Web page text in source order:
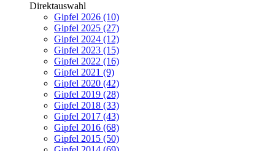
Direktauswahl
Gipfel 2026 (10)
Gipfel 2025 (27)
Gipfel 2024 (12)
Gipfel 2023 (15)
Gipfel 2022 (16)
Gipfel 2021 (9)
Gipfel 2020 (42)
Gipfel 2019 (28)
Gipfel 2018 (33)
Gipfel 2017 (43)
Gipfel 2016 (68)
Gipfel 2015 (50)